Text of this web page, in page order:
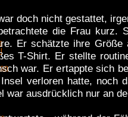
doch nicht gestattet,
die Frau kurz.
Er schätzte ihre
T-Shirt. Er stellte
war. Er ertappte sich
verloren hatte, noch
war ausdrücklich nur an